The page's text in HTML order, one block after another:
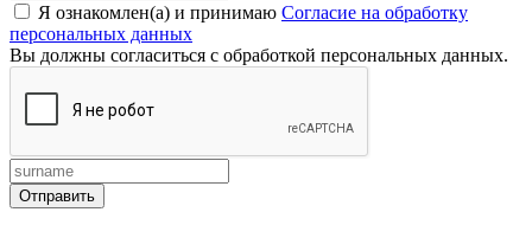
Я ознакомлен(а) и принимаю Согласие на обработку
персональных данных
Вы должны согласиться с обработкой персональных данных.